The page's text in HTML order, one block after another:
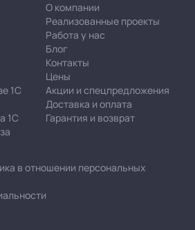
1С
1С
О компании
Реализованные проекты
Работа у нас
Блог
Контакты
Цены
Акции и спецпредложения
Доставка и оплата
Гарантия и возврат
в отношении персональных